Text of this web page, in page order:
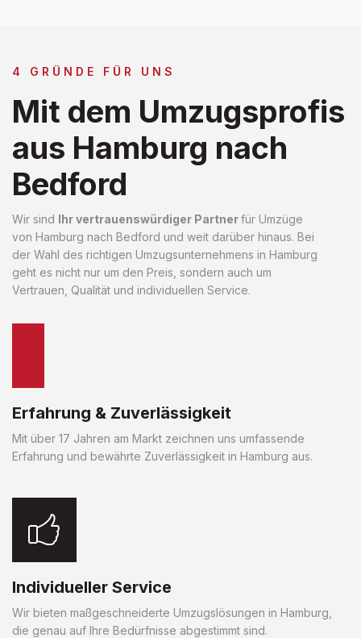
4 GRÜNDE FÜR UNS
Mit dem Umzugsprofis
aus Hamburg nach
Bedford
Wir sind Ihr vertrauenswürdiger Partnerfür Umzüge
von Hamburg nach Bedford und weit darüber hinaus. Bei
der Wahl des richtigen Umzugsunternehmens in Hamburg
geht es nicht nur um den Preis, sondern auch um
Vertrauen, Qualität und individuellen Service.
Erfahrung & Zuverlässigkeit
Mit über 17 Jahren am Markt zeichnen uns umfassende
Erfahrung und bewährte Zuverlässigkeit in Hamburg aus.
Individueller Service
Wir bieten maßgeschneiderte Umzugslösungen in Hamburg,
die genau auf Ihre Bedürfnisse abgestimmt sind.